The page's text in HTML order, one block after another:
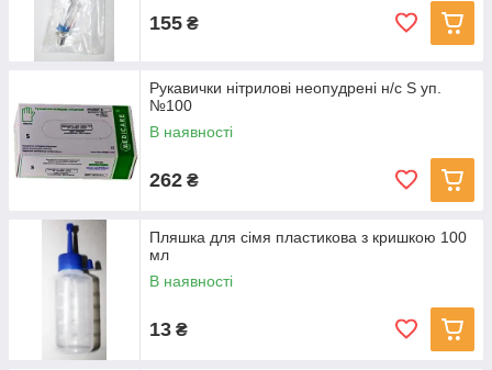
155 ₴
Рукавички нітрилові неопудрені н/с S уп.
№100
В наявності
262 ₴
Пляшка для сімя пластикова з кришкою 100
мл
В наявності
13 ₴